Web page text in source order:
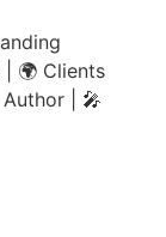
🌍 Clients
| 🎤